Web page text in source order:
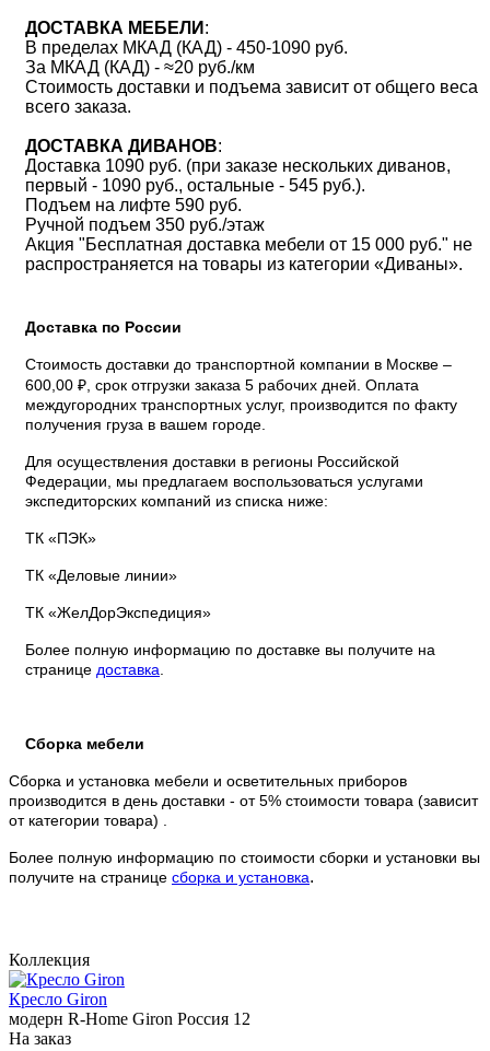
ДОСТАВКА МЕБЕЛИ :
В пределах МКАД (КАД) - 450-1090 руб.
За МКАД (КАД) - ≈20 руб./км
Стоимость доставки и подъема зависит от общего веса
всего заказа.
ДОСТАВКА ДИВАНОВ:
Доставка 1090 руб. (при заказе нескольких диванов,
первый - 1090 руб., остальные - 545 руб.).
Подъем на лифте 590 руб.
Ручной подъем 350 руб./этаж
Акция "Бесплатная доставка мебели от 15 000 руб." не
распространяется на товары из категории «Диваны».
Доставка по России
Стоимость доставки до транспортной компании в Москве –
600,00 ₽, срок отгрузки заказа 5 рабочих дней. Оплата
междугородних транспортных услуг, производится по факту
получения груза в вашем городе.
Для осуществления доставки в регионы Российской
Федерации, мы предлагаем воспользоваться услугами
экспедиторских компаний из списка ниже:
ТК «ПЭК»
ТК «Деловые линии»
ТК «ЖелДорЭкспедиция»
Более полную информацию по доставке вы получите на
странице доставка
Сборка мебели
Сборка и установка мебели и осветительных приборов
производится в день доставки - от 5% стоимости товара (зависит
от категории товара) .
Более полную информацию по стоимости сборки и установки вы
получите на странице сборка и установка.
Коллекция
Кресло Giron
модерн R-Home Giron Россия 12
На заказ